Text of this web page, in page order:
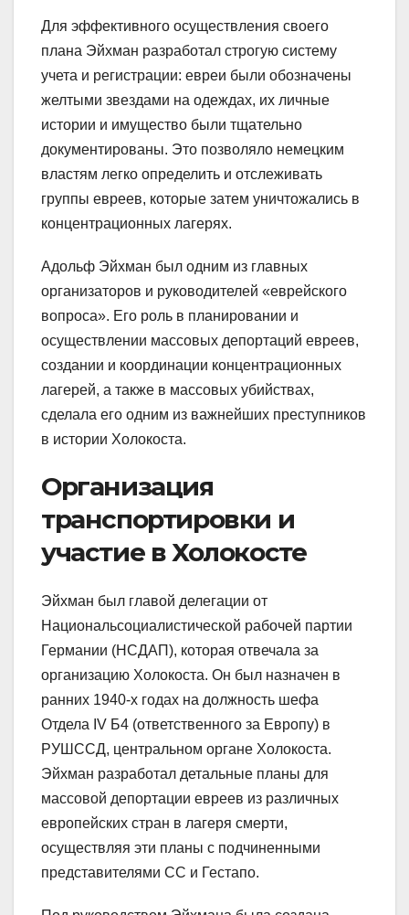
Для эффективного осуществления своего
плана Эйхман разработал строгую систему
учета и регистрации: евреи были обозначены
желтыми звездами на одеждах, их личные
истории и имущество были тщательно
документированы. Это позволяло немецким
властям легко определить и отслеживать
группы евреев, которые затем уничтожались в
концентрационных лагерях.
Адольф Эйхман был одним из главных
организаторов и руководителей «еврейского
вопроса». Его роль в планировании и
осуществлении массовых депортаций евреев,
создании и координации концентрационных
лагерей, а также в массовых убийствах,
сделала его одним из важнейших преступников
в истории Холокоста.
Организация
транспортировки и
участие в Холокосте
Эйхман был главой делегации от
Национальсоциалистической рабочей партии
Германии (НСДАП), которая отвечала за
организацию Холокоста. Он был назначен в
ранних 1940-х годах на должность шефа
Отдела IV Б4 (ответственного за Европу) в
РУШССД, центральном органе Холокоста.
Эйхман разработал детальные планы для
массовой депортации евреев из различных
европейских стран в лагеря смерти,
осуществляя эти планы с подчиненными
представителями СС и Гестапо.